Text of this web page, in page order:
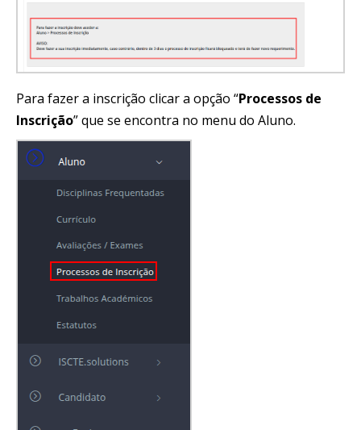
Para fazer a inscrição clicar a opção “Processos de
Inscrição” que se encontra no menu do Aluno.